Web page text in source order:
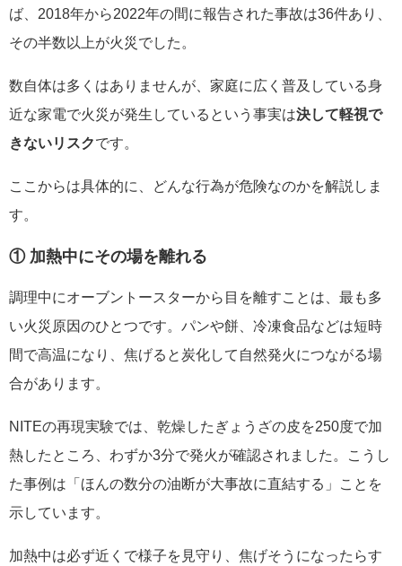
ば、2018年から2022年の間に報告された事故は36件あり、
その半数以上が火災でした。
数自体は多くはありませんが、家庭に広く普及している身
近な家電で火災が発生しているという事実は決して軽視で
きないリスクです。
ここからは具体的に、どんな行為が危険なのかを解説しま
す。
① 加熱中にその場を離れる
調理中にオーブントースターから目を離すことは、最も多
い火災原因のひとつです。パンや餅、冷凍食品などは短時
間で高温になり、焦げると炭化して自然発火につながる場
合があります。
NITEの再現実験では、乾燥したぎょうざの皮を250度で加
熱したところ、わずか3分で発火が確認されました。こうし
た事例は「ほんの数分の油断が大事故に直結する」ことを
示しています。
加熱中は必ず近くで様子を見守り、焦げそうになったらす